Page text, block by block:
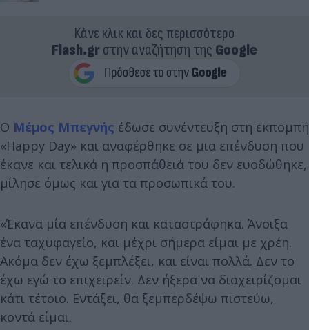
Κάνε κλικ και δες περισσότερο
Flash.grστην αναζήτηση της Google
Ο Μέμος Μπεγνής έδωσε συνέντευξη στη εκπομπή
«Happy Day» και αναφέρθηκε σε μια επένδυση που
έκανε και τελικά η προσπάθειά του δεν ευοδώθηκε,
μίλησε όμως και για τα προσωπικά του.
«Έκανα μία επένδυση και καταστράφηκα. Άνοιξα
ένα ταχυφαγείο, και μέχρι σήμερα είμαι με χρέη.
Ακόμα δεν έχω ξεμπλέξει, και είναι πολλά. Δεν το
έχω εγώ το επιχειρείν. Δεν ήξερα να διαχειρίζομαι
κάτι τέτοιο. Εντάξει, θα ξεμπερδέψω πιστεύω,
κοντά είμαι.